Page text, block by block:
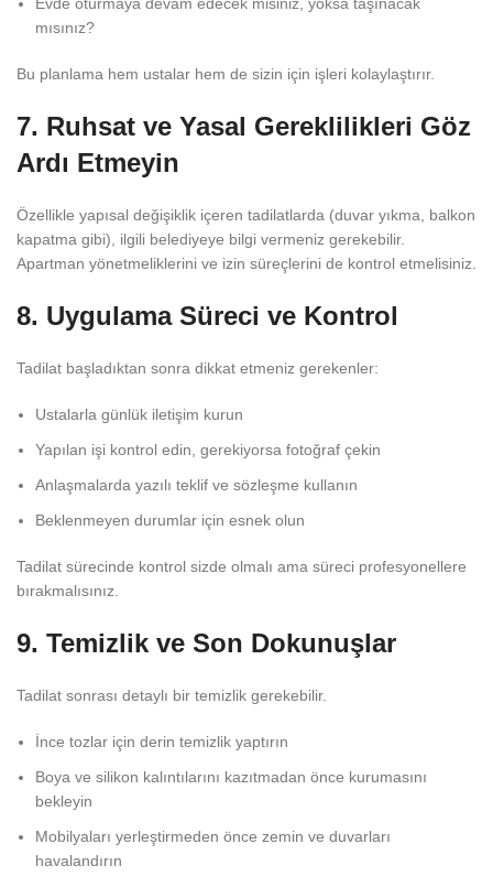
mısınız?
Bu planlama hem ustalar hem de sizin için işleri kolaylaştırır.
7. Ruhsat ve Yasal Gereklilikleri Göz
Ardı Etmeyin
Özellikle yapısal değişiklik içeren tadilatlarda (duvar yıkma, balkon
kapatma gibi), ilgili belediyeye bilgi vermeniz gerekebilir.
Apartman yönetmeliklerini ve izin süreçlerini de kontrol etmelisiniz.
8. Uygulama Süreci ve Kontrol
Tadilat başladıktan sonra dikkat etmeniz gerekenler:
Ustalarla günlük iletişim kurun
Yapılan işi kontrol edin, gerekiyorsa fotoğraf çekin
Anlaşmalarda yazılı teklif ve sözleşme kullanın
Beklenmeyen durumlar için esnek olun
Tadilat sürecinde kontrol sizde olmalı ama süreci profesyonellere
bırakmalısınız.
9. Temizlik ve Son Dokunuşlar
Tadilat sonrası detaylı bir temizlik gerekebilir.
İnce tozlar için derin temizlik yaptırın
Boya ve silikon kalıntılarını kazıtmadan önce kurumasını
bekleyin
Mobilyaları yerleştirmeden önce zemin ve duvarları
havalandırın